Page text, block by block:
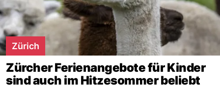
Zürich
Zürcher Ferienangebote für Kinder
sind auch im Hitzesommer beliebt